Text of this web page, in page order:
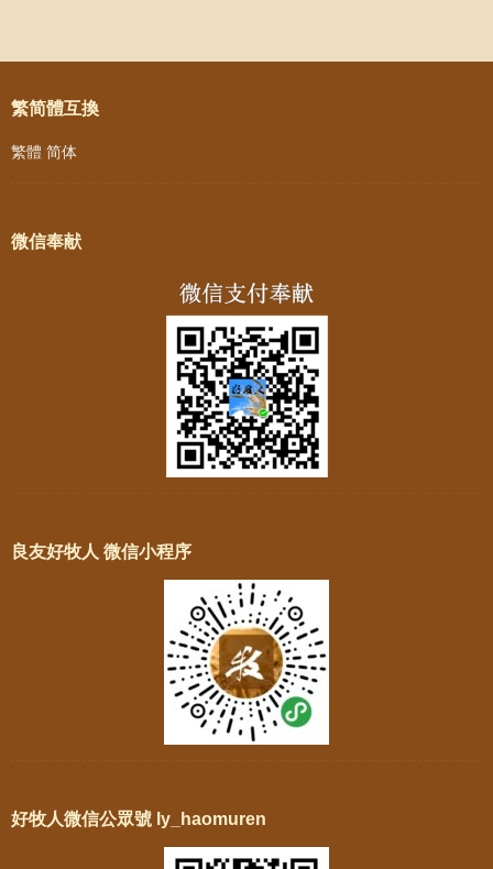
Post navigation
繁简體互換
繁體 简体
微信奉献
良友好牧人 微信小程序
好牧人微信公眾號 ly_haomuren